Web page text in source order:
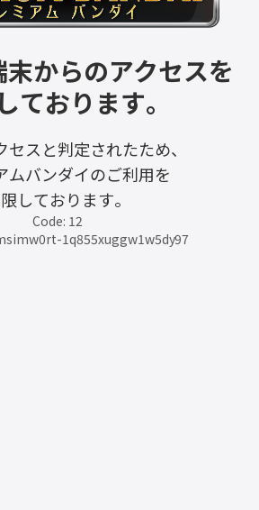
からのアクセスを
ております。
セスと判定されたため、
ムバンダイのご利用を
しております。
Code: 12
1q855xuggw1w5dy97